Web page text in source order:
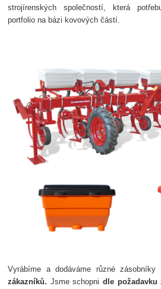
strojírenských společností, která
portfolio na bázi kovových částí.
Vyrábíme a dodáváme různé
zákazníků. Jsme schopnidle požadavku